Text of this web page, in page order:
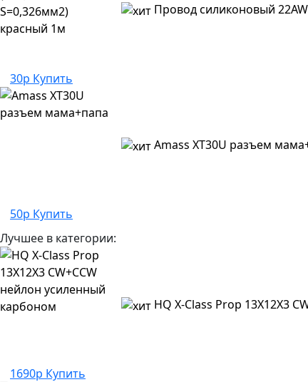
Провод силиконовый
30р Купить
Amass XT30U разъем
50р Купить
Лучшее в категории:
HQ X-Class Prop 13X12X3
1690р Купить